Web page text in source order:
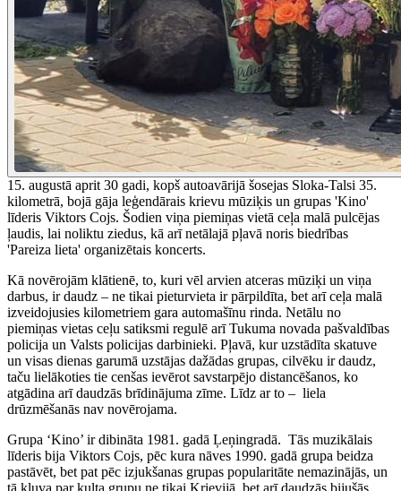
15. augustā aprit 30 gadi, kopš autoavārijā šosejas Sloka-Talsi 35.
kilometrā, bojā gāja leģendārais krievu mūziķis un grupas 'Kino'
līderis Viktors Cojs. Šodien viņa piemiņas vietā ceļa malā pulcējas
ļaudis, lai noliktu ziedus, kā arī netālajā pļavā noris biedrības
'Pareiza lieta' organizētais koncerts.
Kā novērojām klātienē, to, kuri vēl arvien atceras mūziķi un viņa
darbus, ir daudz – ne tikai pieturvieta ir pārpildīta, bet arī ceļa malā
izveidojusies kilometriem gara automašīnu rinda. Netālu no
piemiņas vietas ceļu satiksmi regulē arī Tukuma novada pašvaldības
policija un Valsts policijas darbinieki. Pļavā, kur uzstādīta skatuve
un visas dienas garumā uzstājas dažādas grupas, cilvēku ir daudz,
taču lielākoties tie cenšas ievērot savstarpējo distancēšanos, ko
atgādina arī daudzās brīdinājuma zīme. Līdz ar to – liela
drūzmēšanās nav novērojama.
Grupa ‘Kino’ ir dibināta 1981. gadā Ļeņingradā. Tās muzikālais
līderis bija Viktors Cojs, pēc kura nāves 1990. gadā grupa beidza
pastāvēt, bet pat pēc izjukšanas grupas popularitāte nemazinājās, un
tā kļuva par kulta grupu ne tikai Krievijā, bet arī daudzās bijušās